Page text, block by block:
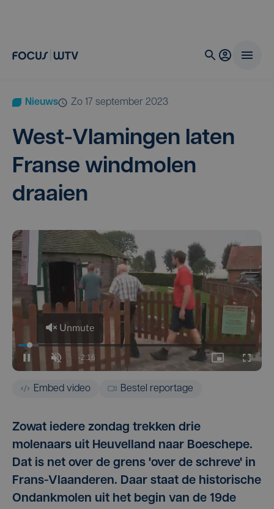
Nieuws zo 17 september 2023
West-Vla­min­gen laten
Fran­se wind­mo­len
draaien
Embed video Bestel reportage
Zowat iedere zondag trekken drie
molenaars uit Heuvelland naar Boeschepe.
Dat is net over de grens 'over de schreve' in
Frans-Vlaanderen. Daar staat de historische
Ondankmolen uit het begin van de 19de